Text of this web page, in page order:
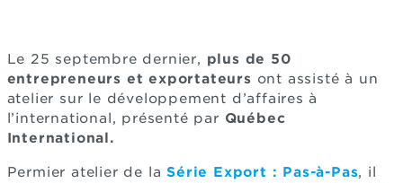
Le 25 septembre dernier, plus de 50
entrepreneurs et exportateurs ont assisté à un
atelier sur le développement d’affaires à
l’international, présenté par Québec
International.
Permier atelier de laSérie Export : Pas-à-Pas, il